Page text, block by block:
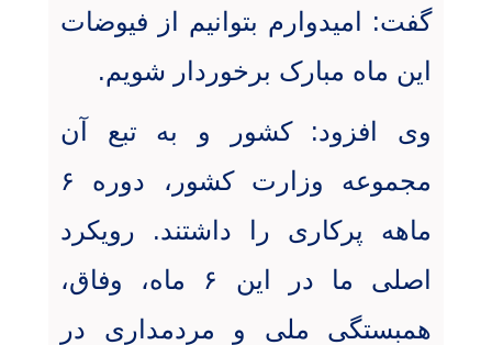
گفت: امیدوارم بتوانیم از فیوضات
این ماه مبارک برخوردار شویم.
وی افزود: کشور و به تبع آن
مجموعه وزارت کشور، دوره ۶
ماهه پرکاری را داشتند. رویکرد
اصلی ما در این ۶ ماه، وفاق،
همبستگی ملی و مردمداری در